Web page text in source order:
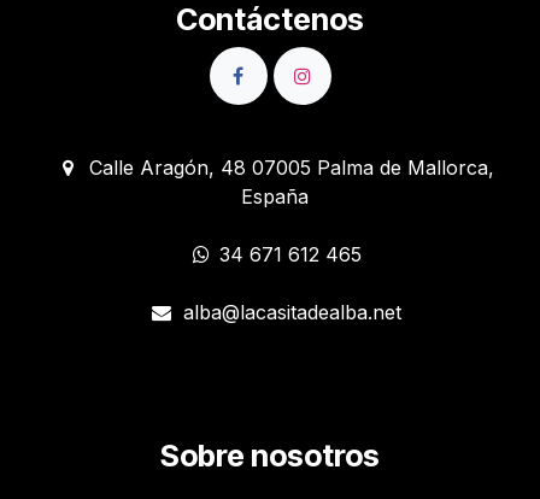
Contáctenos
Calle Aragón, 48 07005 Palma de Mallorca,
España
34 671 612 465
alba@lacasitadealba.net
Sobre nosotros